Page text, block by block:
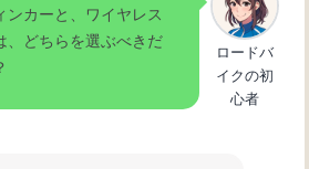
ンカーと、ワイヤレス
、どちらを選ぶべきだ
ロードバ
イクの初
心者